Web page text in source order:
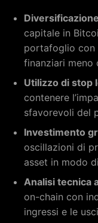
Diversificazione
capitale in
portafoglio con
finanziari meno
Utilizzo di stop
contenere
sfavorevoli del
Investimento
oscillazioni di
asset in modo
Analisi tecnica
on-chain con
ingressi e le